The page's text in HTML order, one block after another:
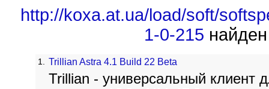
http://koxa.at.ua/load/soft/
1-0-215
1. Trillian Astra 4.1 Build 22 Beta
Trillian - универсальный клиент